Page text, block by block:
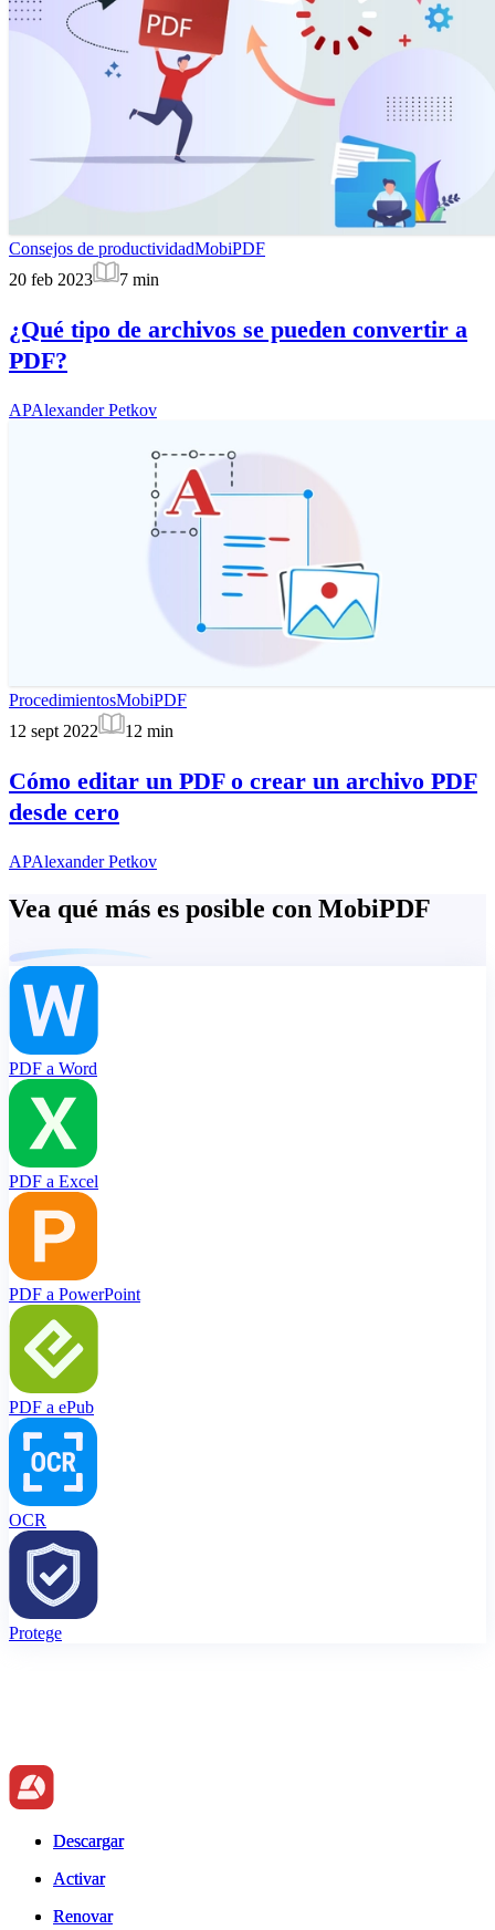
Consejos de productividadMobiPDF
20 feb 2023
7 min
¿Qué tipo de archivos se pueden convertir a
PDF?
APAlexander Petkov
ProcedimientosMobiPDF
12 sept 2022
12 min
Cómo editar un PDF o crear un archivo PDF
desde cero
APAlexander Petkov
Vea qué más es posible con MobiPDF
PDF a Word
PDF a Excel
PDF a PowerPoint
PDF a ePub
OCR
Protege
Descargar
Activar
Renovar
Descargar
Activar
Renovar